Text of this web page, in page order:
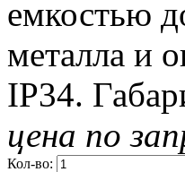
емкостью
металла и
IP34.
цена по
Кол-во: